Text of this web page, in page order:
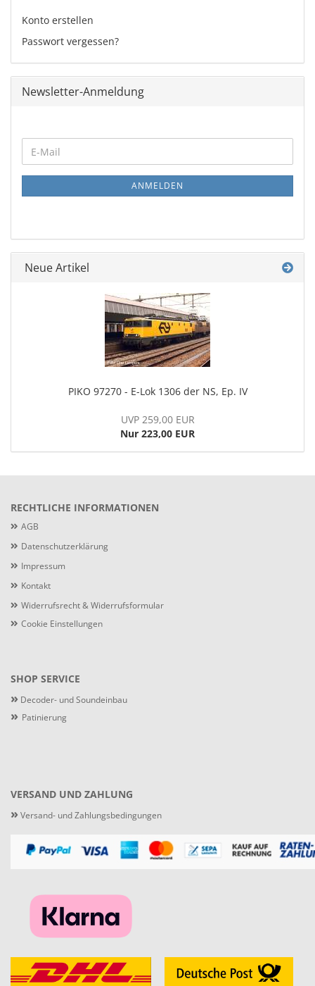
Konto erstellen
Passwort vergessen?
Newsletter-Anmeldung
ZUR
NEWSLETTER-
E-
Mail
ANMELDEN
Neue Artikel
PIKO 97270 - E-Lok 1306 der NS, Ep. IV
UVP 259,00 EUR
Nur 223,00 EUR
RECHTLICHE INFORMATIONEN
AGB
Datenschutzerklärung
Impressum
Kontakt
Widerrufsrecht & Widerrufsformular
Cookie Einstellungen
SHOP SERVICE
» Decoder- und Soundeinbau
» Patinierung
VERSAND UND ZAHLUNG
» Versand- und Zahlungsbedingungen